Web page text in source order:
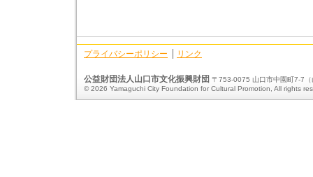
プライバシーポリシー リンク
公益財団法人山口市文化振興財団 〒753-0075 山口市中園町7-7
© 2026 Yamaguchi City Foundation for Cultural Promotion, All rights